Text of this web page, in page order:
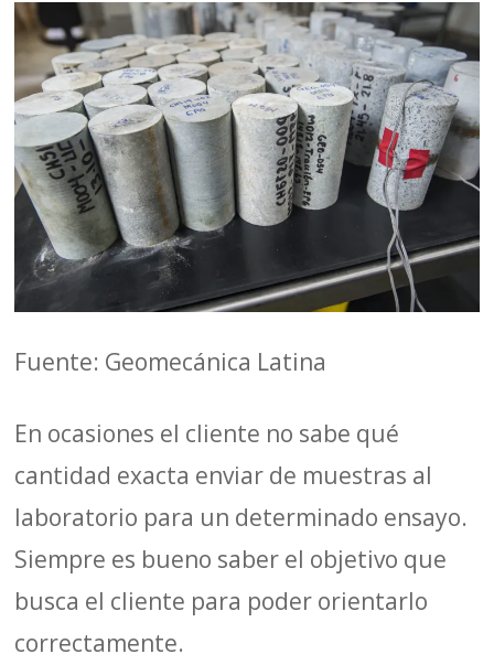
Fuente: Geomecánica Latina
En ocasiones el cliente no sabe qué
cantidad exacta enviar de muestras al
laboratorio para un determinado ensayo.
Siempre es bueno saber el objetivo que
busca el cliente para poder orientarlo
correctamente.